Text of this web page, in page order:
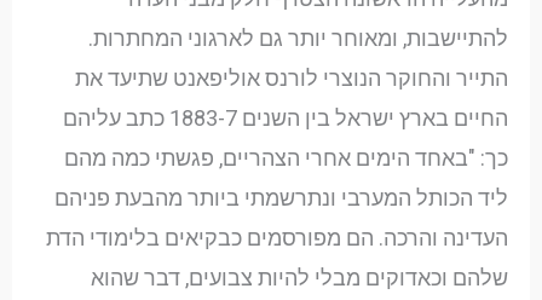
להתיישבות, ומאוחר יותר גם לארגוני המחתרות.
התייר והחוקר הנוצרי לורנס אוליפאנט שתיעד את
החיים בארץ ישראל בין השנים 1883-7 כתב עליהם
כך: "באחד הימים אחרי הצהריים, פגשתי כמה מהם
ליד הכותל המערבי ונתרשמתי ביותר מהבעת פניהם
העדינה והרכה. הם מפורסמים כבקיאים בלימודי הדת
שלהם וכאדוקים מבלי להיות צבועים, דבר שהוא